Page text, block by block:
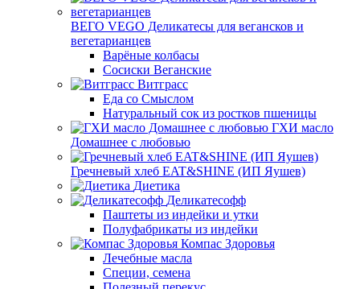
ВЕГО VEGO Деликатесы для вегансков и
вегетарианцев
Варёные колбасы
Сосиски Веганские
Витграсс
Еда со Смыслом
Натуральный сок из ростков пшеницы
ГХИ масло
Домашнее с любовью
Гречневый хлеб EAT&SHINE (ИП Яушев)
Диетика
Деликатесофф
Паштеты из индейки и утки
Полуфабрикаты из индейки
Компас Здоровья
Лечебные масла
Специи, семена